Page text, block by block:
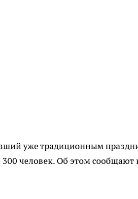
уже традиционным
300 человек. Об этом сообщают